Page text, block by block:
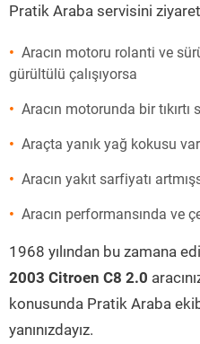
Pratik Araba servisini
Aracın motoru rolanti ve
gürültülü çalışıyorsa
Aracın motorunda bir tıkırtı
Araçta yanık yağ kokusu
Aracın yakıt sarfiyatı
Aracın performansında ve
1968 yılından bu zamana
2003 Citroen C8 2.0
konusunda Pratik Araba
yanınızdayız.